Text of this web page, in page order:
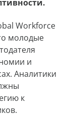
Workforce
молодые
и
Аналитики
к